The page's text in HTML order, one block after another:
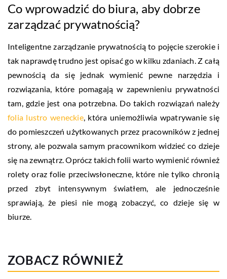
Co wprowadzić do biura, aby dobrze
zarządzać prywatnością?
Inteligentne zarządzanie prywatnością to pojęcie szerokie i
tak naprawdę trudno jest opisać go w kilku zdaniach. Z całą
pewnością da się jednak wymienić pewne narzędzia i
rozwiązania, które pomagają w zapewnieniu prywatności
tam, gdzie jest ona potrzebna. Do takich rozwiązań należy
folia lustro weneckie, która uniemożliwia wpatrywanie się
do pomieszczeń użytkowanych przez pracowników z jednej
strony, ale pozwala samym pracownikom widzieć co dzieje
się na zewnątrz. Oprócz takich folii warto wymienić również
rolety oraz folie przeciwsłoneczne, które nie tylko chronią
przed zbyt intensywnym światłem, ale jednocześnie
sprawiają, że piesi nie mogą zobaczyć, co dzieje się w
biurze.
ZOBACZ RÓWNIEŻ